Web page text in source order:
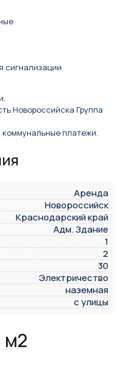
сигнализации
Новороссийска Группа
платежи.
Аренда
Новороссийск
Краснодарский край
Адм. Здание
1
2
30
Электричество
наземная
с улицы